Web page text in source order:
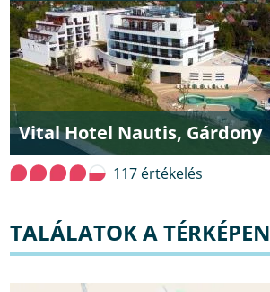
Vital Hotel Nautis, Gárdony
117 értékelés
TALÁLATOK A TÉRKÉPEN